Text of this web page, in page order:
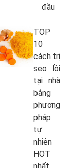
đầu
TOP
10
cách trị
sẹo lồi
tại nhà
bằng
phương
pháp
tự
nhiên
HOT